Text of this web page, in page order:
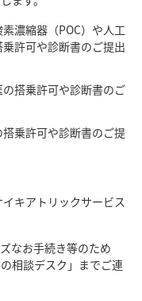
濃縮器（POC）や人工
許可や診断書のご提出
搭乗許可や診断書のご
乗許可や診断書のご提
キアトリックサービス
なお手続き等のため
相談デスク」までご連